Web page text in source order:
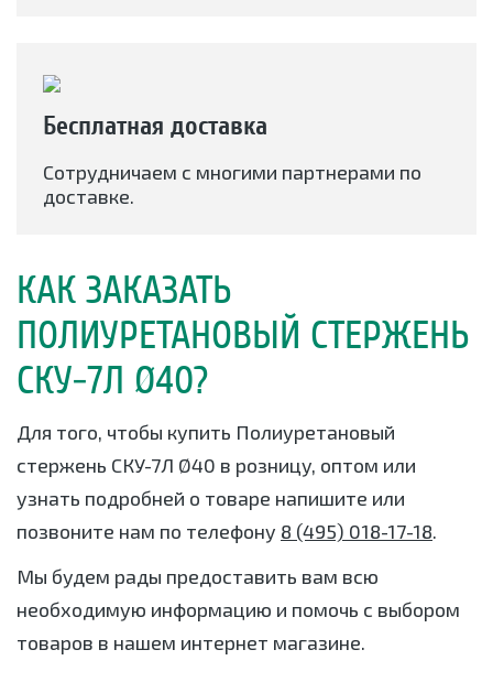
Бесплатная доставка
Сотрудничаем с многими партнерами по
доставке.
КАК ЗАКАЗАТЬ
ПОЛИУРЕТАНОВЫЙ СТЕРЖЕНЬ
СКУ-7Л Ø40?
Для того, чтобы купить Полиуретановый
стержень СКУ-7Л Ø40 в розницу, оптом или
узнать подробней о товаре напишите или
позвоните нам по телефону 8 (495) 018-17-18.
Мы будем рады предоставить вам всю
необходимую информацию и помочь с выбором
товаров в нашем интернет магазине.